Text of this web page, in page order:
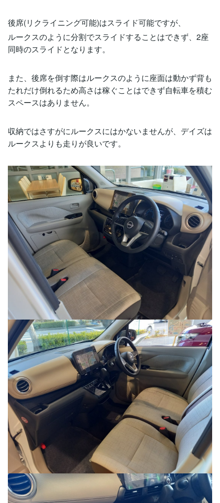
後席(リクライニング可能)はスライド可能ですが、
ルークスのように分割でスライドすることはできず、2座
同時のスライドとなります。
また、後席を倒す際はルークスのように座面は動かず背も
たれだけ倒れるため高さは稼ぐことはできず自転車を積む
スペースはありません。
収納ではさすがにルークスにはかないませんが、デイズは
ルークスよりも走りが良いです。